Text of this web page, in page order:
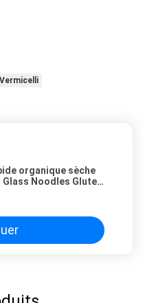
organique sèche
Glass Noodles Gluten